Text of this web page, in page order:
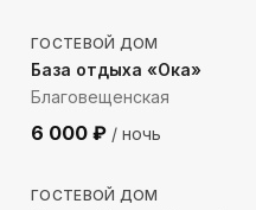
ГОСТЕВОЙ ДОМ
База отдыха «Ока»
Благовещенская
6 000 ₽ / ночь
1612м до моря
ГОСТЕВОЙ ДОМ